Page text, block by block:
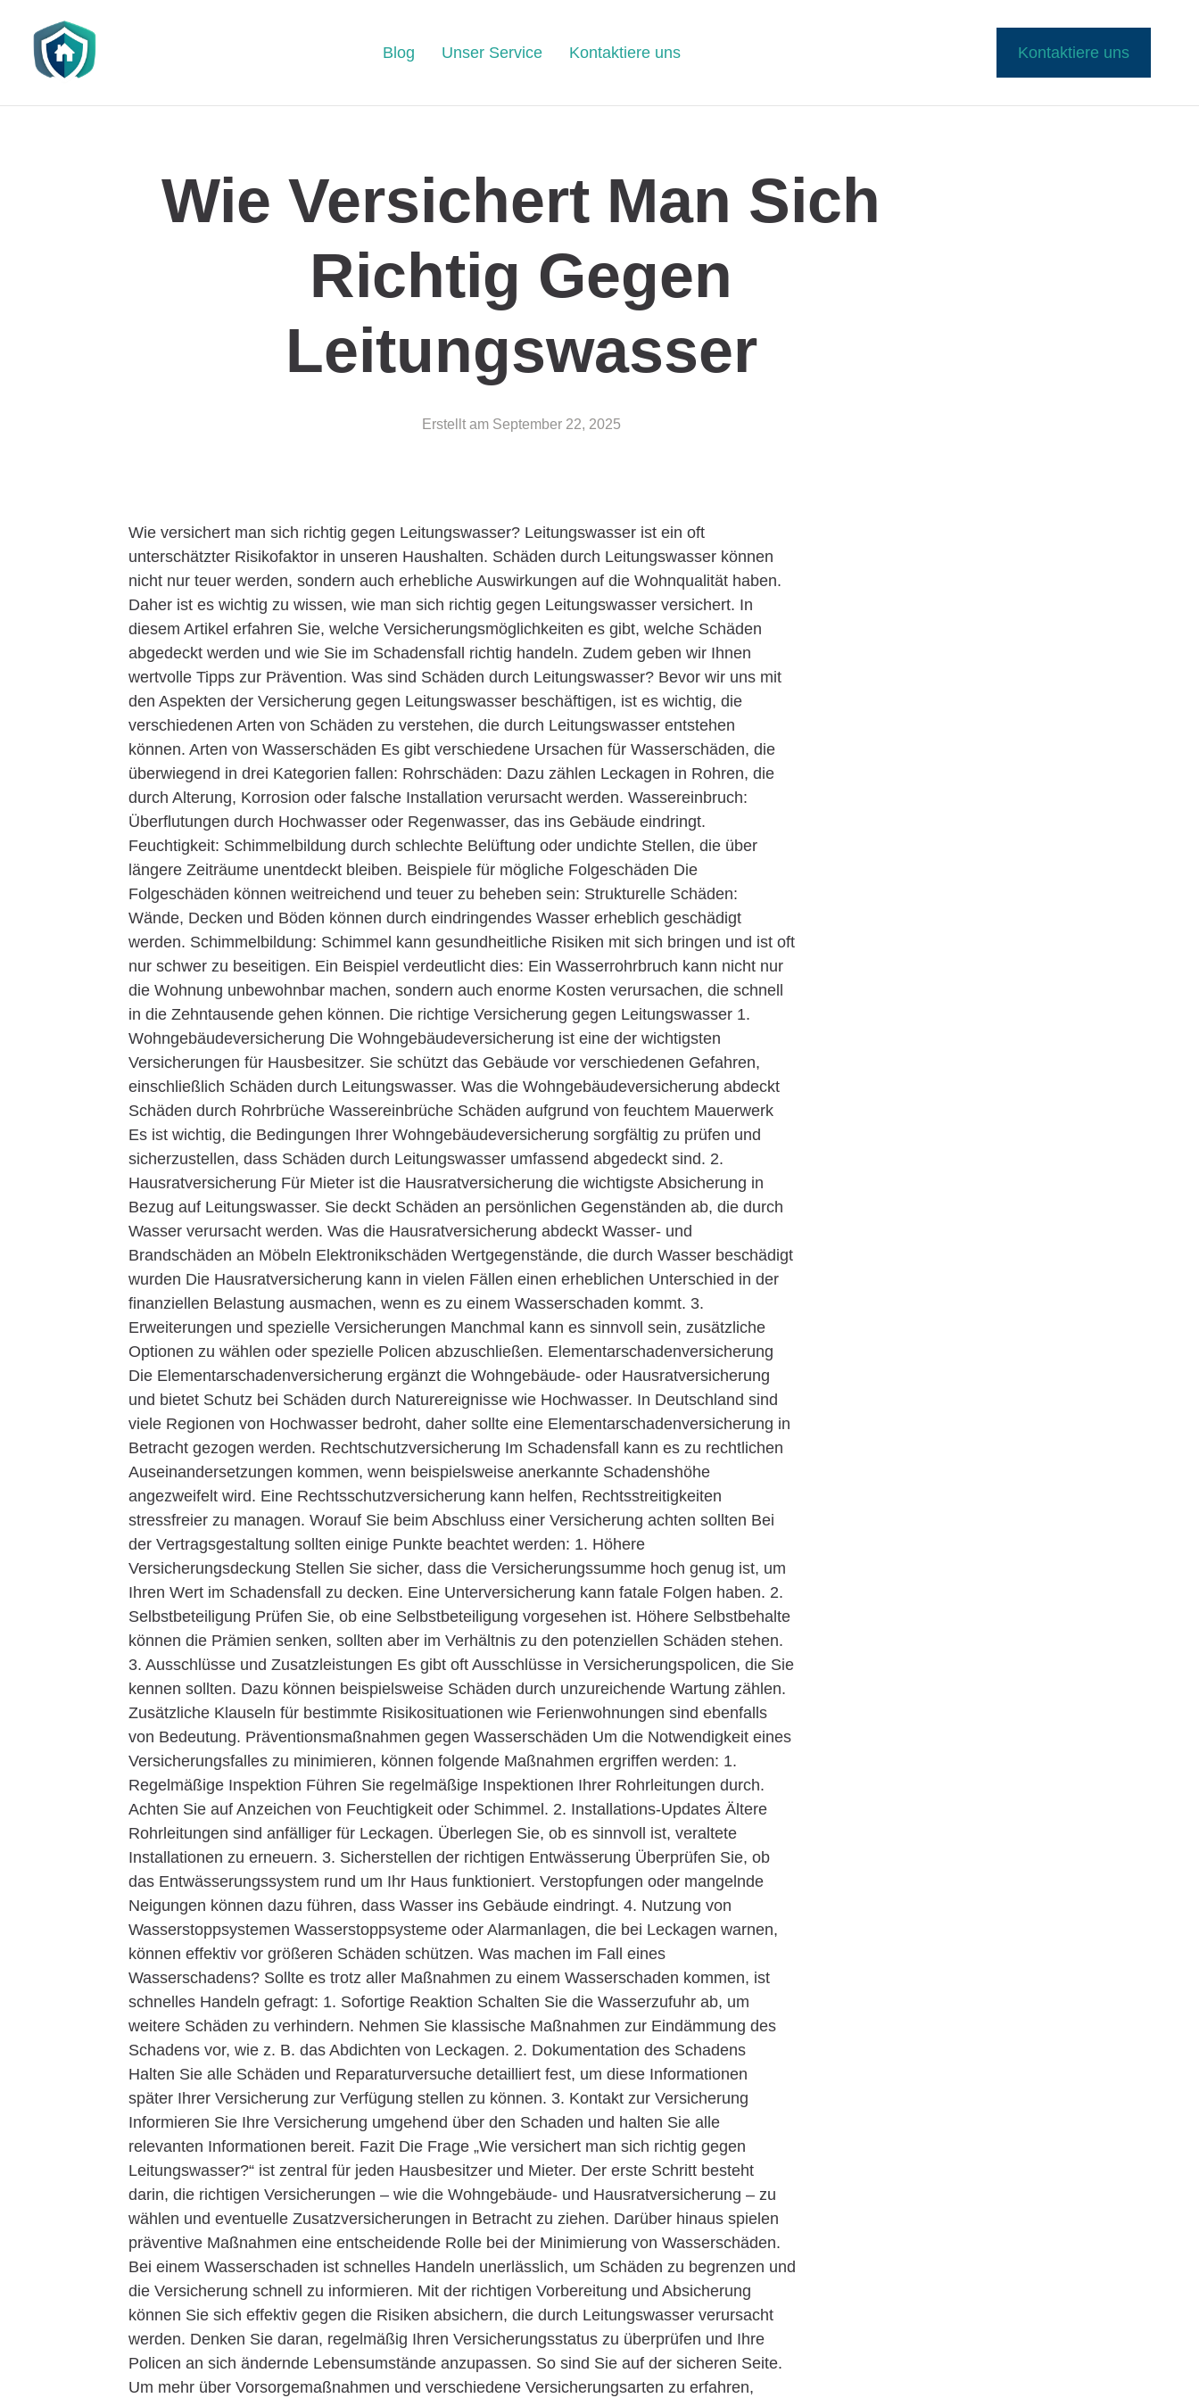
Blog Unser Service Kontaktiere uns Kontaktiere uns
Wie Versichert Man Sich
Richtig Gegen
Leitungswasser
Erstellt am September 22, 2025
Wie versichert man sich richtig gegen Leitungswasser? Leitungswasser ist ein oft
unterschätzter Risikofaktor in unseren Haushalten. Schäden durch Leitungswasser können
nicht nur teuer werden, sondern auch erhebliche Auswirkungen auf die Wohnqualität haben.
Daher ist es wichtig zu wissen, wie man sich richtig gegen Leitungswasser versichert. In
diesem Artikel erfahren Sie, welche Versicherungsmöglichkeiten es gibt, welche Schäden
abgedeckt werden und wie Sie im Schadensfall richtig handeln. Zudem geben wir Ihnen
wertvolle Tipps zur Prävention. Was sind Schäden durch Leitungswasser? Bevor wir uns mit
den Aspekten der Versicherung gegen Leitungswasser beschäftigen, ist es wichtig, die
verschiedenen Arten von Schäden zu verstehen, die durch Leitungswasser entstehen
können. Arten von Wasserschäden Es gibt verschiedene Ursachen für Wasserschäden, die
überwiegend in drei Kategorien fallen: Rohrschäden: Dazu zählen Leckagen in Rohren, die
durch Alterung, Korrosion oder falsche Installation verursacht werden. Wassereinbruch:
Überflutungen durch Hochwasser oder Regenwasser, das ins Gebäude eindringt.
Feuchtigkeit: Schimmelbildung durch schlechte Belüftung oder undichte Stellen, die über
längere Zeiträume unentdeckt bleiben. Beispiele für mögliche Folgeschäden Die
Folgeschäden können weitreichend und teuer zu beheben sein: Strukturelle Schäden:
Wände, Decken und Böden können durch eindringendes Wasser erheblich geschädigt
werden. Schimmelbildung: Schimmel kann gesundheitliche Risiken mit sich bringen und ist oft
nur schwer zu beseitigen. Ein Beispiel verdeutlicht dies: Ein Wasserrohrbruch kann nicht nur
die Wohnung unbewohnbar machen, sondern auch enorme Kosten verursachen, die schnell
in die Zehntausende gehen können. Die richtige Versicherung gegen Leitungswasser 1.
Wohngebäudeversicherung Die Wohngebäudeversicherung ist eine der wichtigsten
Versicherungen für Hausbesitzer. Sie schützt das Gebäude vor verschiedenen Gefahren,
einschließlich Schäden durch Leitungswasser. Was die Wohngebäudeversicherung abdeckt
Schäden durch Rohrbrüche Wassereinbrüche Schäden aufgrund von feuchtem Mauerwerk
Es ist wichtig, die Bedingungen Ihrer Wohngebäudeversicherung sorgfältig zu prüfen und
sicherzustellen, dass Schäden durch Leitungswasser umfassend abgedeckt sind. 2.
Hausratversicherung Für Mieter ist die Hausratversicherung die wichtigste Absicherung in
Bezug auf Leitungswasser. Sie deckt Schäden an persönlichen Gegenständen ab, die durch
Wasser verursacht werden. Was die Hausratversicherung abdeckt Wasser- und
Brandschäden an Möbeln Elektronikschäden Wertgegenstände, die durch Wasser beschädigt
wurden Die Hausratversicherung kann in vielen Fällen einen erheblichen Unterschied in der
finanziellen Belastung ausmachen, wenn es zu einem Wasserschaden kommt. 3.
Erweiterungen und spezielle Versicherungen Manchmal kann es sinnvoll sein, zusätzliche
Optionen zu wählen oder spezielle Policen abzuschließen. Elementarschadenversicherung
Die Elementarschadenversicherung ergänzt die Wohngebäude- oder Hausratversicherung
und bietet Schutz bei Schäden durch Naturereignisse wie Hochwasser. In Deutschland sind
viele Regionen von Hochwasser bedroht, daher sollte eine Elementarschadenversicherung in
Betracht gezogen werden. Rechtschutzversicherung Im Schadensfall kann es zu rechtlichen
Auseinandersetzungen kommen, wenn beispielsweise anerkannte Schadenshöhe
angezweifelt wird. Eine Rechtsschutzversicherung kann helfen, Rechtsstreitigkeiten
stressfreier zu managen. Worauf Sie beim Abschluss einer Versicherung achten sollten Bei
der Vertragsgestaltung sollten einige Punkte beachtet werden: 1. Höhere
Versicherungsdeckung Stellen Sie sicher, dass die Versicherungssumme hoch genug ist, um
Ihren Wert im Schadensfall zu decken. Eine Unterversicherung kann fatale Folgen haben. 2.
Selbstbeteiligung Prüfen Sie, ob eine Selbstbeteiligung vorgesehen ist. Höhere Selbstbehalte
können die Prämien senken, sollten aber im Verhältnis zu den potenziellen Schäden stehen.
3. Ausschlüsse und Zusatzleistungen Es gibt oft Ausschlüsse in Versicherungspolicen, die Sie
kennen sollten. Dazu können beispielsweise Schäden durch unzureichende Wartung zählen.
Zusätzliche Klauseln für bestimmte Risikosituationen wie Ferienwohnungen sind ebenfalls
von Bedeutung. Präventionsmaßnahmen gegen Wasserschäden Um die Notwendigkeit eines
Versicherungsfalles zu minimieren, können folgende Maßnahmen ergriffen werden: 1.
Regelmäßige Inspektion Führen Sie regelmäßige Inspektionen Ihrer Rohrleitungen durch.
Achten Sie auf Anzeichen von Feuchtigkeit oder Schimmel. 2. Installations-Updates Ältere
Rohrleitungen sind anfälliger für Leckagen. Überlegen Sie, ob es sinnvoll ist, veraltete
Installationen zu erneuern. 3. Sicherstellen der richtigen Entwässerung Überprüfen Sie, ob
das Entwässerungssystem rund um Ihr Haus funktioniert. Verstopfungen oder mangelnde
Neigungen können dazu führen, dass Wasser ins Gebäude eindringt. 4. Nutzung von
Wasserstoppsystemen Wasserstoppsysteme oder Alarmanlagen, die bei Leckagen warnen,
können effektiv vor größeren Schäden schützen. Was machen im Fall eines
Wasserschadens? Sollte es trotz aller Maßnahmen zu einem Wasserschaden kommen, ist
schnelles Handeln gefragt: 1. Sofortige Reaktion Schalten Sie die Wasserzufuhr ab, um
weitere Schäden zu verhindern. Nehmen Sie klassische Maßnahmen zur Eindämmung des
Schadens vor, wie z. B. das Abdichten von Leckagen. 2. Dokumentation des Schadens
Halten Sie alle Schäden und Reparaturversuche detailliert fest, um diese Informationen
später Ihrer Versicherung zur Verfügung stellen zu können. 3. Kontakt zur Versicherung
Informieren Sie Ihre Versicherung umgehend über den Schaden und halten Sie alle
relevanten Informationen bereit. Fazit Die Frage „Wie versichert man sich richtig gegen
Leitungswasser?“ ist zentral für jeden Hausbesitzer und Mieter. Der erste Schritt besteht
darin, die richtigen Versicherungen – wie die Wohngebäude- und Hausratversicherung – zu
wählen und eventuelle Zusatzversicherungen in Betracht zu ziehen. Darüber hinaus spielen
präventive Maßnahmen eine entscheidende Rolle bei der Minimierung von Wasserschäden.
Bei einem Wasserschaden ist schnelles Handeln unerlässlich, um Schäden zu begrenzen und
die Versicherung schnell zu informieren. Mit der richtigen Vorbereitung und Absicherung
können Sie sich effektiv gegen die Risiken absichern, die durch Leitungswasser verursacht
werden. Denken Sie daran, regelmäßig Ihren Versicherungsstatus zu überprüfen und Ihre
Policen an sich ändernde Lebensumstände anzupassen. So sind Sie auf der sicheren Seite.
Um mehr über Vorsorgemaßnahmen und verschiedene Versicherungsarten zu erfahren,